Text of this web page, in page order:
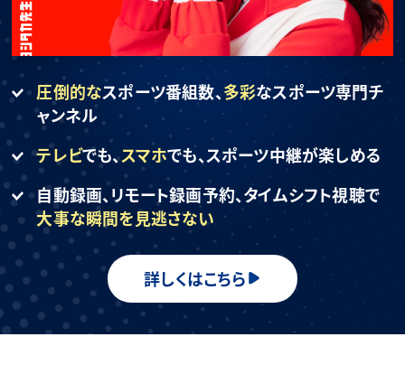
圧倒的なスポーツ番組数、多彩なスポーツ専門チ
ャンネル
テレビでも、スマホでも、スポーツ中継が楽しめる
自動録画、リモート録画予約、タイムシフト視聴で
大事な瞬間を見逃さない
詳しくはこちら